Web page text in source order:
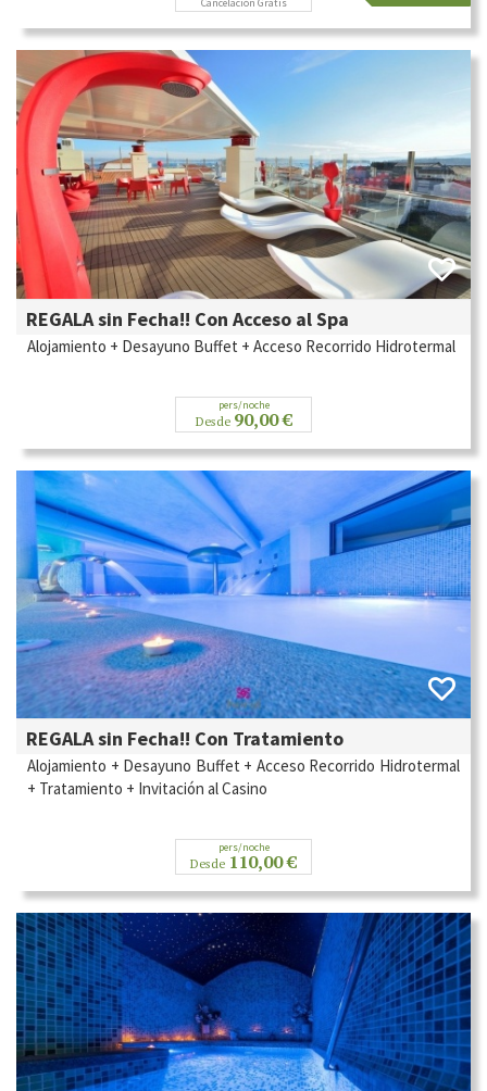
REGALA sin Fecha!! Con Acceso al Spa
Alojamiento + Desayuno Buffet + Acceso Recorrido Hidrotermal
pers/noche
Desde 90,00 €
REGALA sin Fecha!! Con Tratamiento
Alojamiento + Desayuno Buffet + Acceso Recorrido Hidrotermal
+ Tratamiento + Invitación al Casino
pers/noche
Desde 110,00 €